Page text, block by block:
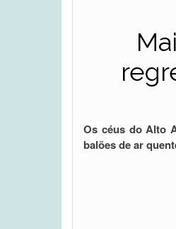
Os céus do Alto
balões de ar